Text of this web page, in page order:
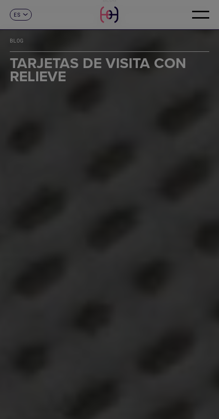
ES
FR
DE
IT
PT
CONTACTO
BLOG
TARJETAS DE VISITA CON
RELIEVE